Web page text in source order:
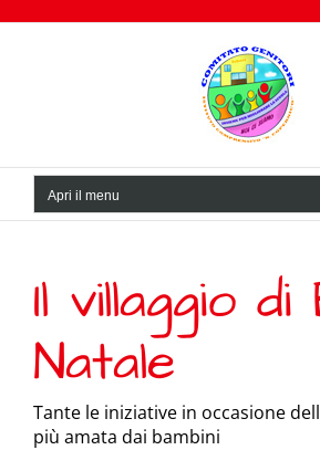
Apri il menu
Il villaggio
Natale
Tante le iniziative in occasione
più amata dai bambini